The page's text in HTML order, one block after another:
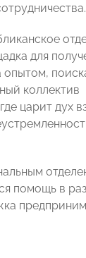
для
коллектив
царит дух
помощь в